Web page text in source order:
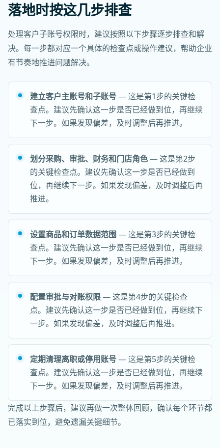
落地时按这几步排查
处理客户子账号权限时，建议按照以下步骤逐步排查和解
决。每一步都对应一个具体的检查点或操作建议，帮助企业
有节奏地推进问题解决。
建立客户主账号和子账号— 这是第1步的关键检
查点。建议先确认这一步是否已经做到位，再继续
下一步。如果发现偏差，及时调整后再推进。
划分采购、审批、财务和门店角色— 这是第2步
的关键检查点。建议先确认这一步是否已经做到
位，再继续下一步。如果发现偏差，及时调整后再
推进。
设置商品和订单数据范围 — 这是第3步的关键检
查点。建议先确认这一步是否已经做到位，再继续
下一步。如果发现偏差，及时调整后再推进。
配置审批与对账权限— 这是第4步的关键检查
点。建议先确认这一步是否已经做到位，再继续下
一步。如果发现偏差，及时调整后再推进。
定期清理离职或停用账号— 这是第5步的关键检
查点。建议先确认这一步是否已经做到位，再继续
下一步。如果发现偏差，及时调整后再推进。
完成以上步骤后，建议再做一次整体回顾，确认每个环节都
已落实到位，避免遗漏关键细节。